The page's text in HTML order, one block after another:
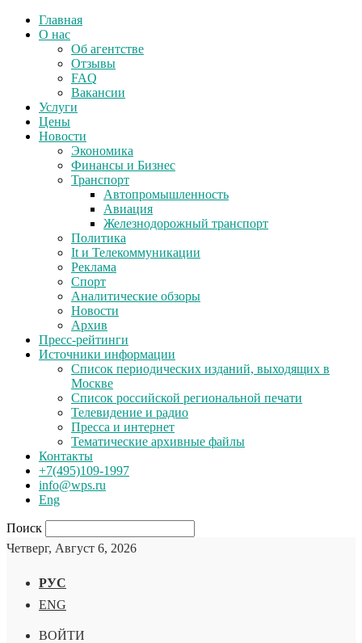
Главная
О нас
Об агентстве
Отзывы
FAQ
Вакансии
Услуги
Цены
Новости
Экономика
Финансы и Бизнес
Транспорт
Автопромышленность
Авиация
Железнодорожный транспорт
Политика
It и Телекоммуникации
Реклама
Спорт
Аналитические обзоры
Новости
Архив
Пресс-рейтинги
Источники информации
Список периодических изданий, выходящих в
Москве
Список российской региональной печати
Телевидение и радио
Пресса и интернет
Тематические архивные файлы
Контакты
+7(495)109-1997
info@wps.ru
Eng
Поиск
Четверг, Август 6, 2026
РУС
ENG
ВОЙТИ